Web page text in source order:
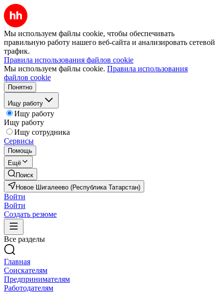
Мы используем файлы cookie, чтобы обеспечивать
правильную работу нашего веб-сайта и анализировать сетевой
трафик.
Правила использования файлов cookie
Мы используем файлы cookie. Правила использования
файлов cookie
Понятно
Ищу работу
Ищу работу
Ищу работу
Ищу сотрудника
Сервисы
Помощь
Ещё
Поиск
Новое Шигалеево (Республика Татарстан)
Войти
Войти
Создать резюме
Все разделы
Главная
Соискателям
Предпринимателям
Работодателям